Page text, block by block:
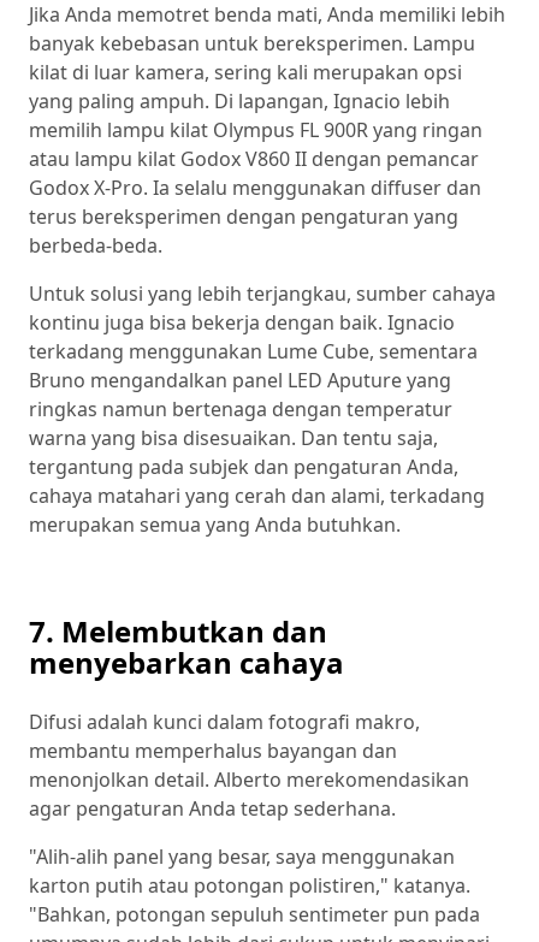
Jika Anda memotret benda mati, Anda memiliki lebih
banyak kebebasan untuk bereksperimen. Lampu
kilat di luar kamera, sering kali merupakan opsi
yang paling ampuh. Di lapangan, Ignacio lebih
memilih lampu kilat Olympus FL 900R yang ringan
atau lampu kilat Godox V860 II dengan pemancar
Godox X-Pro. Ia selalu menggunakan diffuser dan
terus bereksperimen dengan pengaturan yang
berbeda-beda.
Untuk solusi yang lebih terjangkau, sumber cahaya
kontinu juga bisa bekerja dengan baik. Ignacio
terkadang menggunakan Lume Cube, sementara
Bruno mengandalkan panel LED Aputure yang
ringkas namun bertenaga dengan temperatur
warna yang bisa disesuaikan. Dan tentu saja,
tergantung pada subjek dan pengaturan Anda,
cahaya matahari yang cerah dan alami, terkadang
merupakan semua yang Anda butuhkan.
7. Melembutkan dan
menyebarkan cahaya
Difusi adalah kunci dalam fotografi makro,
membantu memperhalus bayangan dan
menonjolkan detail. Alberto merekomendasikan
agar pengaturan Anda tetap sederhana.
"Alih-alih panel yang besar, saya menggunakan
karton putih atau potongan polistiren," katanya.
"Bahkan, potongan sepuluh sentimeter pun pada